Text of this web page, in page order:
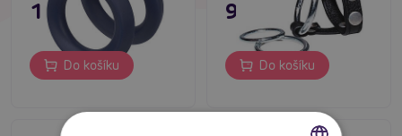
19,80 €
Do košíku
9,96 €
Do košíku